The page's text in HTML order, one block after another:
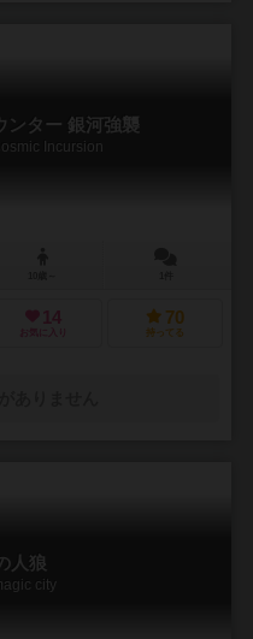
ンター 銀河強襲
Incursion
14
お気に入り
70
持ってる
人狼
city